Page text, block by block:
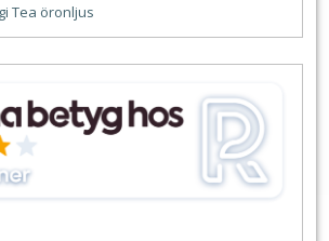
Tea öronljus